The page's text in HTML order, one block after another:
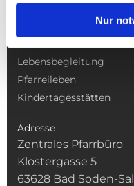
Nur
NAVIGATION
Lebensbegleitung
Pfarreileben
Kindertagesstätten
Adresse
Zentrales Pfarrbüro
Klostergasse 5
63628 Bad Soden-